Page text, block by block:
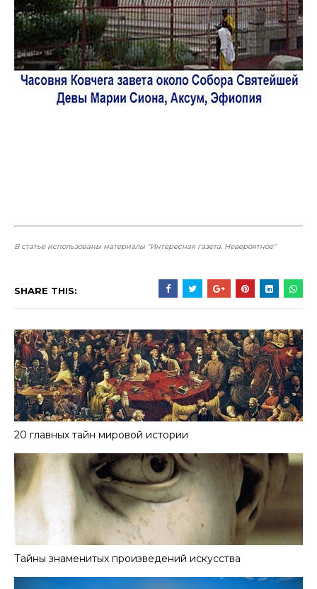
В статье использованы материалы "Интересная газета. Невероятное"
SHARE THIS:
20 главных тайн мировой истории
Тайны знаменитых произведений искусства